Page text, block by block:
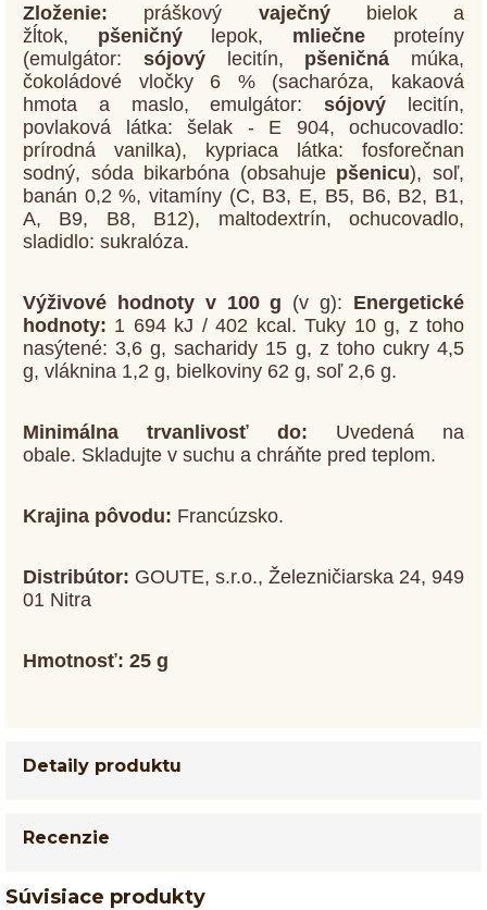
Zloženie: práškový vaječnýbielok a
žĺtok, pšeničnýlepok, mliečne proteíny
(emulgátor: sójový lecitín, pšeničná múka,
čokoládové vločky 6 % (sacharóza, kakaová
hmota a maslo, emulgátor:sójový lecitín,
povlaková látka: šelak - E 904, ochucovadlo:
prírodná vanilka), kypriaca látka: fosforečnan
sodný, sóda bikarbóna (obsahuje pšenicu), soľ,
banán 0,2 %, vitamíny (C, B3, E, B5, B6, B2, B1,
A, B9, B8, B12), maltodextrín, ochucovadlo,
sladidlo: sukralóza.
Výživové hodnoty v 100 g (v g): Energetické
hodnoty: 1 694 kJ / 402 kcal. Tuky 10 g, z toho
nasýtené: 3,6 g, sacharidy 15 g, z toho cukry 4,5
g, vláknina 1,2 g, bielkoviny 62 g, soľ 2,6 g.
Minimálna trvanlivosť do: Uvedená na
obale. Skladujte v suchu a chráňte pred teplom.
Krajina pôvodu: Francúzsko.
Distribútor: GOUTE, s.r.o., Železničiarska 24, 949
01 Nitra
Hmotnosť: 25 g
Detaily produktu
Recenzie
Súvisiace produkty